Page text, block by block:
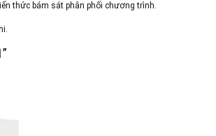
thức bám sát phân phối chương trình.